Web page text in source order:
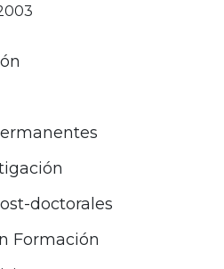
doctorales
Formación